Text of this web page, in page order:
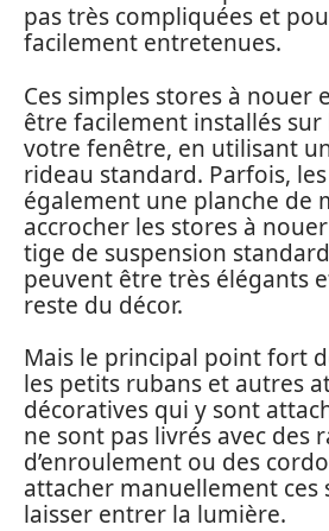
pas très compliquées et
facilement entretenues.
Ces simples stores à nouer
être facilement installés sur
votre fenêtre, en utilisant
rideau standard. Parfois,
également une planche de
accrocher les stores à
tige de suspension
peuvent être très élégants
reste du décor.
Mais le principal point fort
les petits rubans et autres
décoratives qui y sont
ne sont pas livrés avec des
d’enroulement ou des
attacher manuellement ces
laisser entrer la lumière.